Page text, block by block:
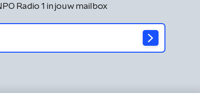
Radio 1 in jouw mailbox